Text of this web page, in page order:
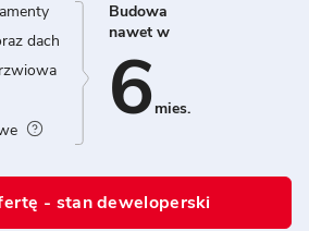
dach
Budowa
nawet w
6 mies.
- stan deweloperski